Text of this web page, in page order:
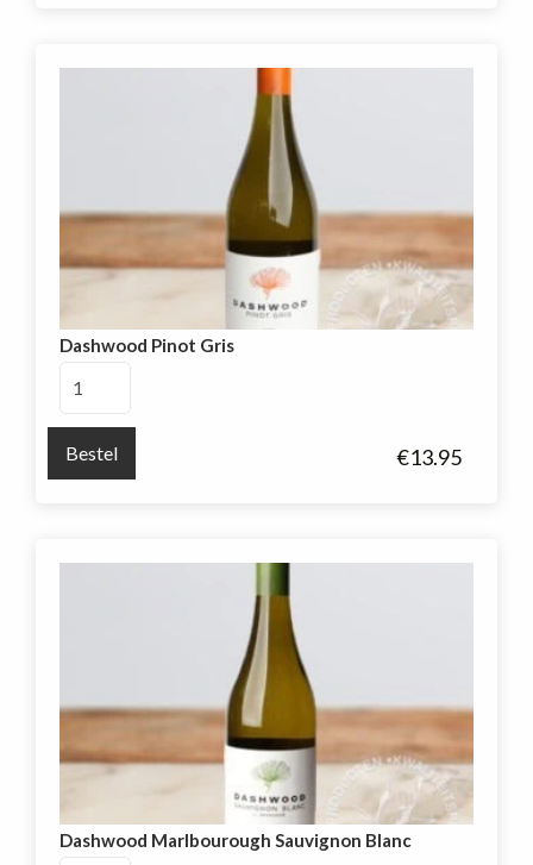
Dashwood Pinot Gris
€13.95
aantal
Bestel
Dashwood Marlbourough Sauvignon Blanc